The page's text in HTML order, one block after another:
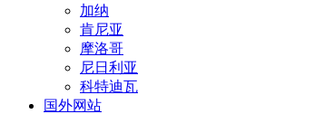
加纳
肯尼亚
摩洛哥
尼日利亚
科特迪瓦
国外网站